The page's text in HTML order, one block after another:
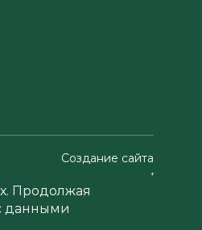
Создание сайта
Продолжая
данными